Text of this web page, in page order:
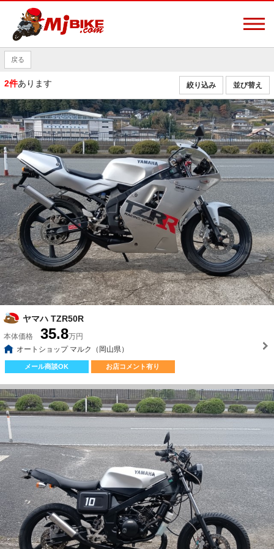
戻る
2件あります 並び替え
絞り込み
ヤマハ TZR50R
本体価格 35.8万円
オートショップ マルク（岡山県）
メール商談OK お店コメント有り